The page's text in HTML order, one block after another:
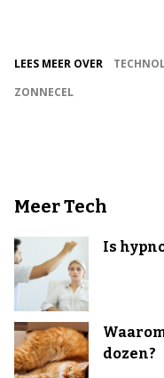
LEES MEER OVER
ZONNECEL
Meer Tech
Is
dozen?